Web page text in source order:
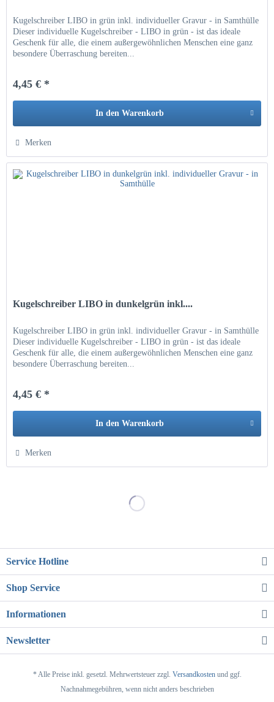
Kugelschreiber LIBO in grün inkl. individueller Gravur - in Samthülle
Dieser individuelle Kugelschreiber - LIBO in grün - ist das ideale
Geschenk für alle, die einem außergewöhnlichen Menschen eine ganz
besondere Überraschung bereiten...
4,45 € *
In den Warenkorb
Merken
Kugelschreiber LIBO in dunkelgrün inkl....
Kugelschreiber LIBO in grün inkl. individueller Gravur - in Samthülle
Dieser individuelle Kugelschreiber - LIBO in grün - ist das ideale
Geschenk für alle, die einem außergewöhnlichen Menschen eine ganz
besondere Überraschung bereiten...
4,45 € *
In den Warenkorb
Merken
Service Hotline
Shop Service
Informationen
Newsletter
* Alle Preise inkl. gesetzl. Mehrwertsteuer zzgl. Versandkostenund ggf.
Nachnahmegebühren, wenn nicht anders beschrieben